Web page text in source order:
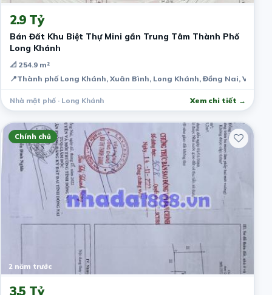
2.9 Tỷ
Bán Đất Khu Biệt Thự Mini gần Trung Tâm Thành Phố
Long Khánh
📐 254.9 m²
📍Thành phố Long Khánh, Xuân Bình, Long Khánh, Đồng Nai, Việt
Nhà mặt phố · Long Khánh Xem chi tiết →
Chính chủ
2 năm trước
3.5 Tỷ